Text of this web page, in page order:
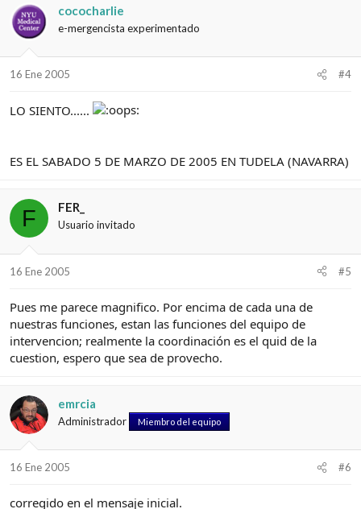
cococharlie
e-mergencista experimentado
16 Ene 2005 #4
LO SIENTO......
ES EL SABADO 5 DE MARZO DE 2005 EN TUDELA (NAVARRA)
F FER_
Usuario invitado
16 Ene 2005 #5
Pues me parece magnifico. Por encima de cada una de
nuestras funciones, estan las funciones del equipo de
intervencion; realmente la coordinación es el quid de la
cuestion, espero que sea de provecho.
emrcia
Administrador Miembro del equipo
16 Ene 2005 #6
corregido en el mensaje inicial.